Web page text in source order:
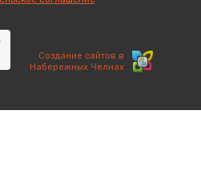
Создание сайтов в
Набережных Челнах